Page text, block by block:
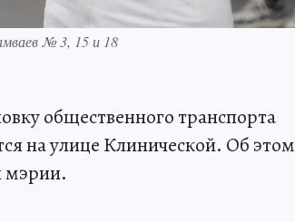
№ 3, 15 и 18
общественного транспорта
на улице Клинической. Об этом
мэрии.